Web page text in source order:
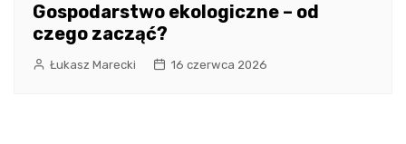
Gospodarstwo ekologiczne – od
czego zacząć?
Łukasz Marecki 16 czerwca 2026